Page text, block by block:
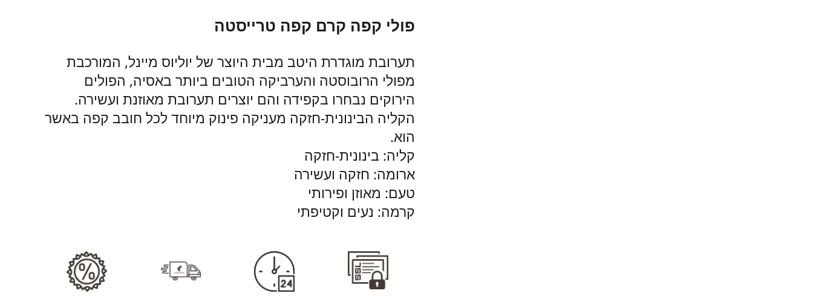
פולי קפה קרם קפה טרייסטה
תערובת מוגדרת היטב מבית היוצר של יוליוס מיינל, המורכבת
מפולי הרובוסטה והערביקה הטובים ביותר באסיה, הפולים
הירוקים נבחרו בקפידה והם יוצרים תערובת מאוזנת ועשירה.
הקליה הבינונית-חזקה מעניקה פינוק מיוחד לכל חובב קפה באשר
הוא.
קליה: בינונית-חזקה
ארומה: חזקה ועשירה
טעם: מאוזן ופירותי
קרמה: נעים וקטיפתי